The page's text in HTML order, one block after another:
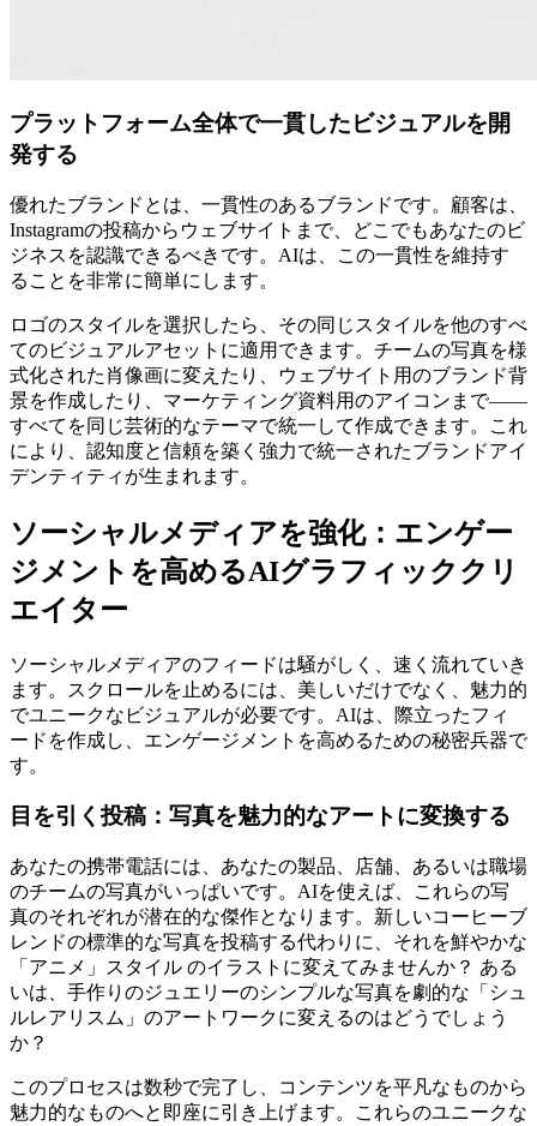
プラットフォーム全体で一貫したビジュアルを開
発する
優れたブランドとは、一貫性のあるブランドです。顧客は、
Instagramの投稿からウェブサイトまで、どこでもあなたのビ
ジネスを認識できるべきです。AIは、この一貫性を維持す
ることを非常に簡単にします。
ロゴのスタイルを選択したら、その同じスタイルを他のすべ
てのビジュアルアセットに適用できます。チームの写真を様
式化された肖像画に変えたり、ウェブサイト用のブランド背
景を作成したり、マーケティング資料用のアイコンまで――
すべてを同じ芸術的なテーマで統一して作成できます。これ
により、認知度と信頼を築く強力で統一されたブランドアイ
デンティティが生まれます。
ソーシャルメディアを強化：エンゲー
ジメントを高めるAIグラフィッククリ
エイター
ソーシャルメディアのフィードは騒がしく、速く流れていき
ます。スクロールを止めるには、美しいだけでなく、魅力的
でユニークなビジュアルが必要です。AIは、際立ったフィ
ードを作成し、エンゲージメントを高めるための秘密兵器で
す。
目を引く投稿：写真を魅力的なアートに変換する
あなたの携帯電話には、あなたの製品、店舗、あるいは職場
のチームの写真がいっぱいです。AIを使えば、これらの写
真のそれぞれが潜在的な傑作となります。新しいコーヒーブ
レンドの標準的な写真を投稿する代わりに、それを鮮やかな
「アニメ」スタイル のイラストに変えてみませんか？ ある
いは、手作りのジュエリーのシンプルな写真を劇的な「シュ
ルレアリスム」のアートワークに変えるのはどうでしょう
か？
このプロセスは数秒で完了し、コンテンツを平凡なものから
魅力的なものへと即座に引き上げます。これらのユニークな